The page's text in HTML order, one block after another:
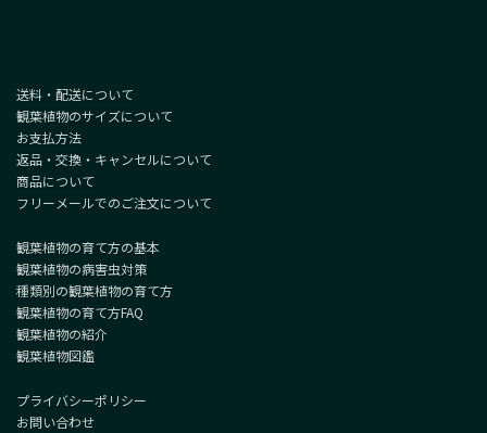
送料・配送について
観葉植物のサイズについて
お支払方法
返品・交換・キャンセルについて
商品について
フリーメールでのご注文について
観葉植物の育て方の基本
観葉植物の病害虫対策
種類別の観葉植物の育て方
観葉植物の育て方FAQ
観葉植物の紹介
観葉植物図鑑
プライバシーポリシー
お問い合わせ